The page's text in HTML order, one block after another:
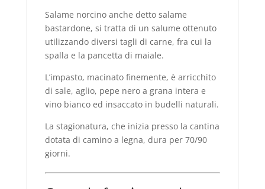
Salame norcino anche detto salame
bastardone, si tratta di un salume ottenuto
utilizzando diversi tagli di carne, fra cui la
spalla e la pancetta di maiale.
L’impasto, macinato finemente, è arricchito
di sale, aglio, pepe nero a grana intera e
vino bianco ed insaccato in budelli naturali.
La stagionatura, che inizia presso la cantina
dotata di camino a legna, dura per 70/90
giorni.